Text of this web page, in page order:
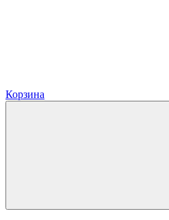
Корзина